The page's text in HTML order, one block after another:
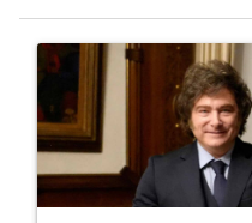
Un artículo de tendencia